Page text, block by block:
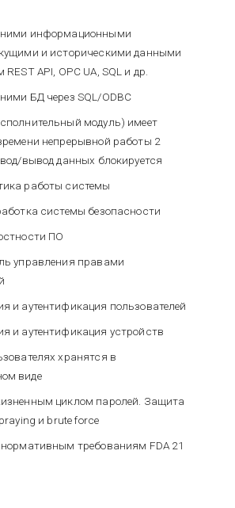
информационными
и историческими данными
API, OPC UA, SQL и др.
БД через SQL/ODBC
модуль) имеет
непрерывной работы 2
вывод данных блокируется
работы системы
системы безопасности
ПО
управления правами
и аутентификация пользователей
и аутентификация устройств
хранятся в
виде
циклом паролей. Защита
и brute force
нормативным требованиям FDA 21